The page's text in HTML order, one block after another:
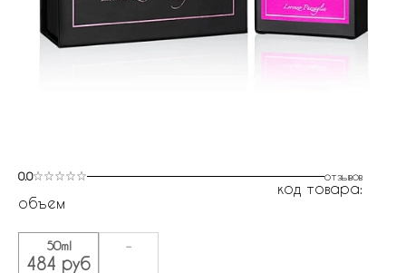
0.0 отзывов
код товара:
объем
50ml
484 руб
-